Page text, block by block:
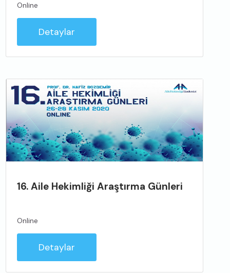
Online
Detaylar
16. Aile Hekimliği Araştırma Günleri
Online
Detaylar